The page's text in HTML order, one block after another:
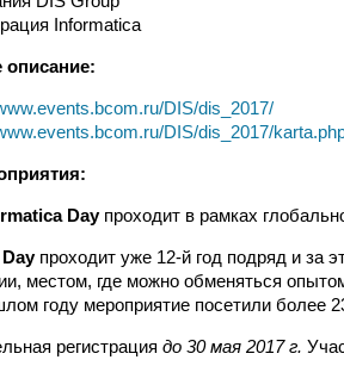
Informatica
DIS/dis_2017/
DIS/dis_2017/
Dayпроходит в рамках
проходит уже 12-й год подряд и за
местом, где можно обменяться
году мероприятие посетили более
регистрация до 30 мая 2017 г.